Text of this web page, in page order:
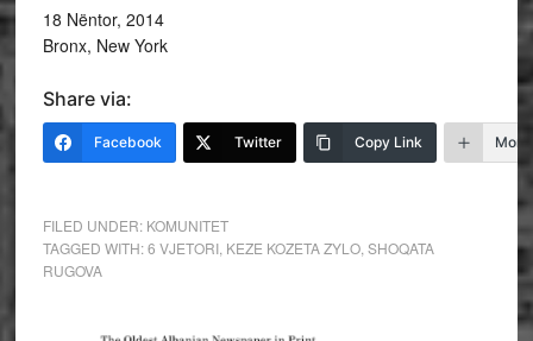
18 Nëntor, 2014
Bronx, New York
Share via:
Facebook Twitter Copy Link More
FILED UNDER: KOMUNITET
TAGGED WITH:6 VJETORI, KEZE KOZETA ZYLO, SHOQATA
RUGOVA